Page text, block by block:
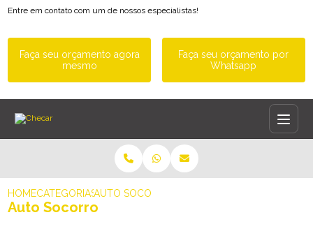
Entre em contato com um de nossos especialistas!
Faça seu orçamento agora
mesmo
Faça seu orçamento por
Whatsapp
HOMECATEGORIASAUTO SOCORRO
Auto Socorro